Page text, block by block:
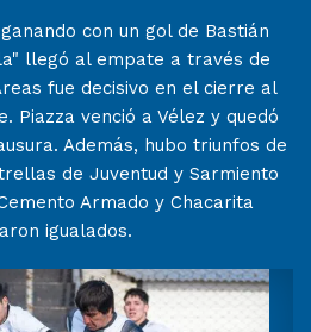
con un gol de Bastián
llegó al empate a través de
fue decisivo en el cierre al
Piazza venció a Vélez y quedó
Además, hubo triunfos de
de Juventud y Sarmiento
Armado y Chacarita
igualados.